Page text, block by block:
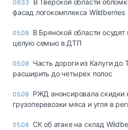
09:33
В Тверской области
фасад логокомплекса Wildberries
05.08 В Брянской области осудят
целую семью в ДТП
05.08 Часть дороги из Калуги до
расширить до четырех полос
05.08 РЖД анонсировала скидки
грузоперевозки мяса и угля в
05.08 СК об атаке на склад